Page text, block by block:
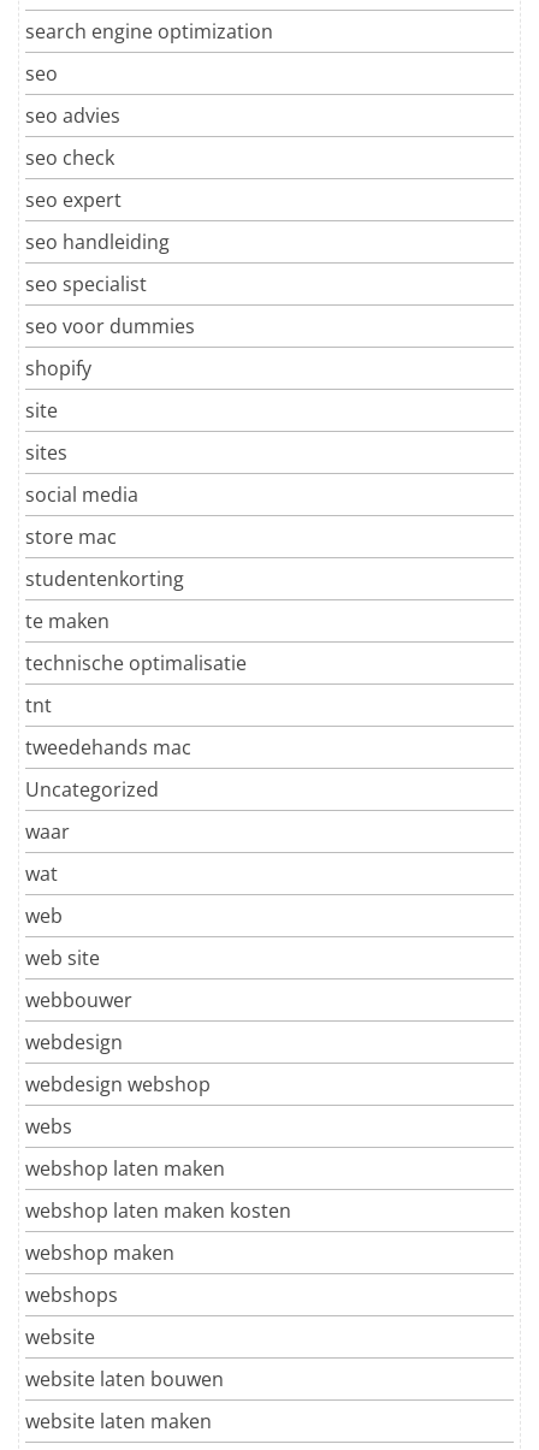
search engine optimization
seo
seo advies
seo check
seo expert
seo handleiding
seo specialist
seo voor dummies
shopify
site
sites
social media
store mac
studentenkorting
te maken
technische optimalisatie
tnt
tweedehands mac
Uncategorized
waar
wat
web
web site
webbouwer
webdesign
webdesign webshop
webs
webshop laten maken
webshop laten maken kosten
webshop maken
webshops
website
website laten bouwen
website laten maken